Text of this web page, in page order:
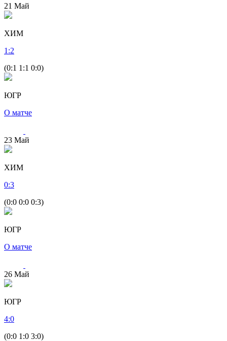
21 Май
ХИМ
1 :2
(0:1 1:1 0:0)
ЮГР
О матче
23 Май
ХИМ
0:3
(0:0 0:0 0:3)
ЮГР
О матче
26 Май
ЮГР
4:0
(0:0 1:0 3:0)